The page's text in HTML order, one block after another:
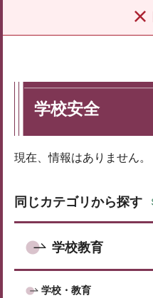
学校安全
現在、情報はありません。
同じカテゴリから探す
学校教育
学校・教育